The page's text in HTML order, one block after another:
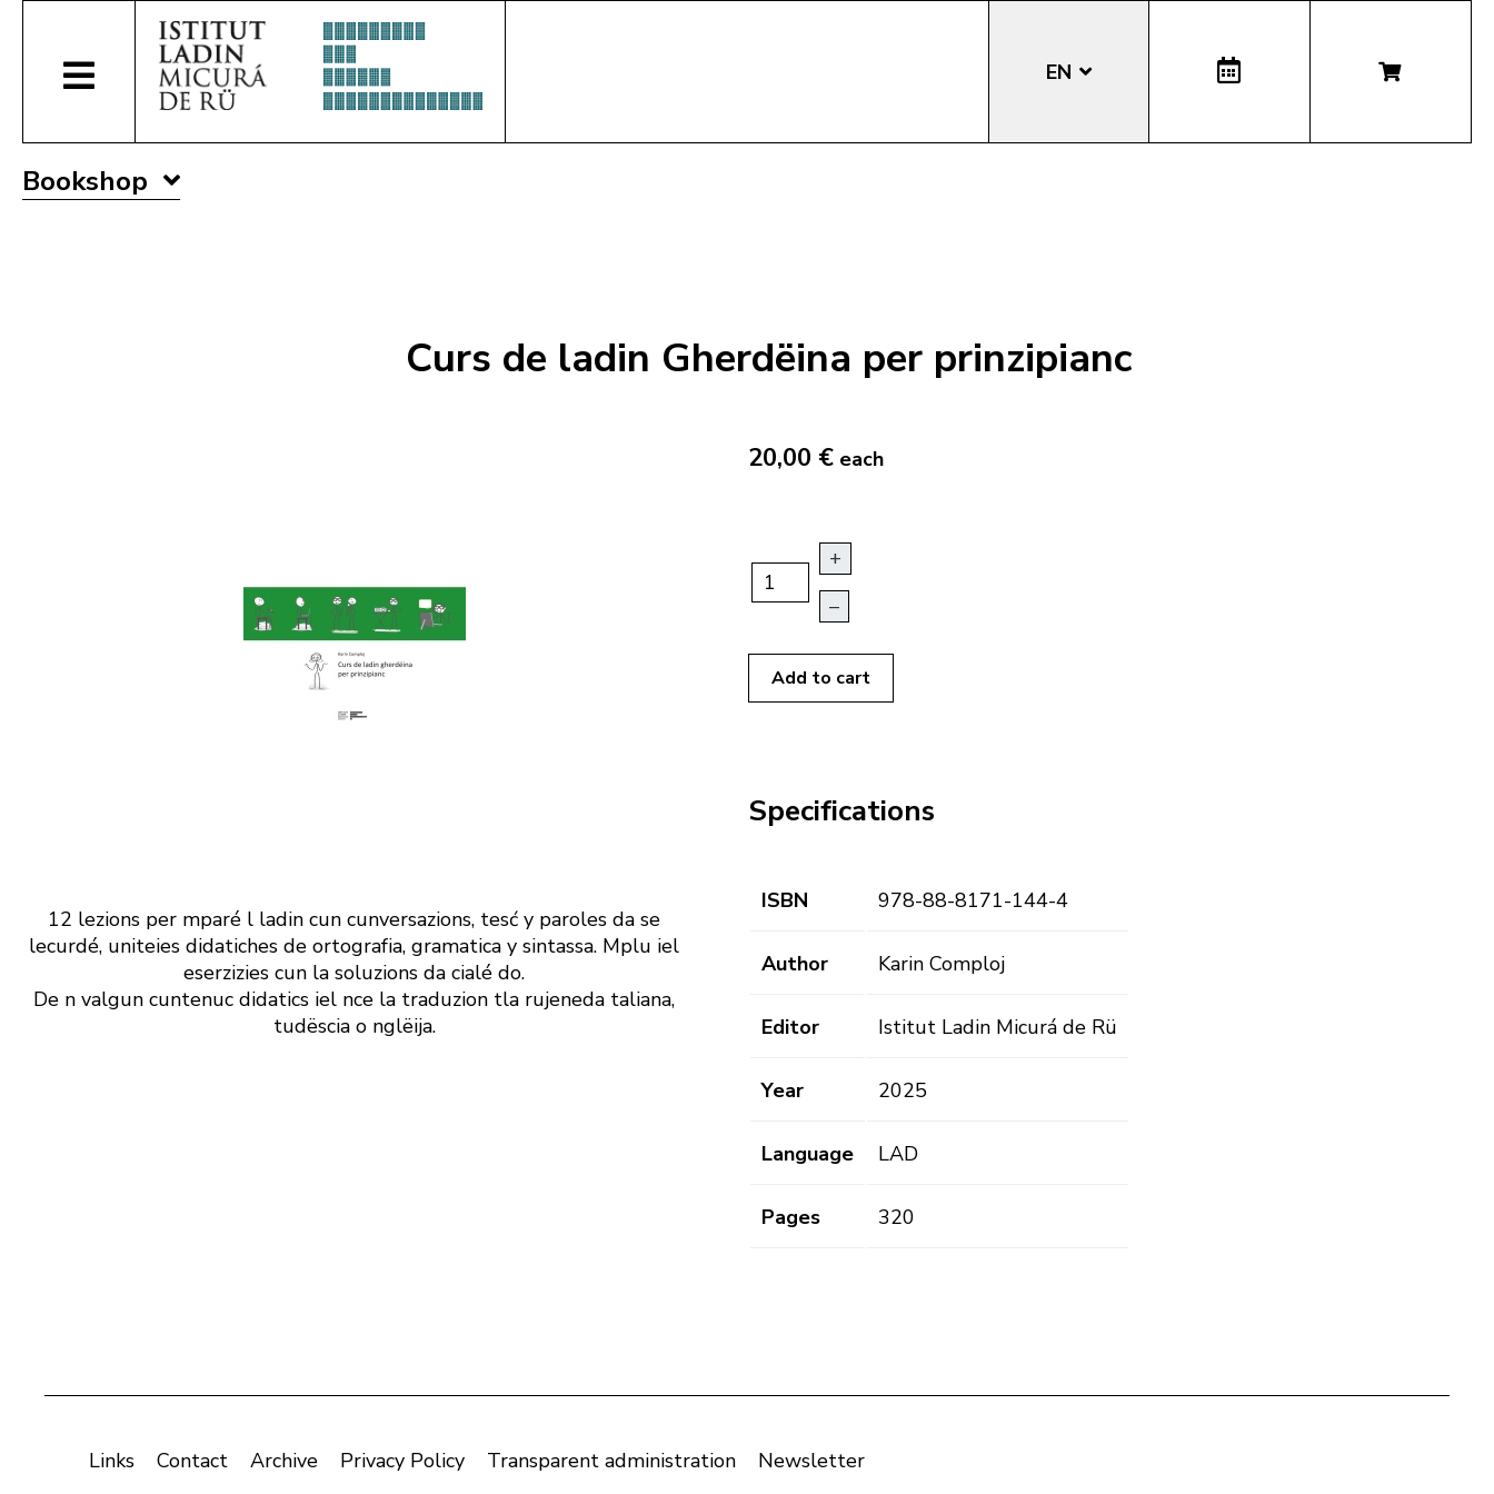
EN
Bookshop
Curs de ladin Gherdëina per prinzipianc
12 lezions per mparé l ladin cun cunversazions, tesć y paroles da se
lecurdé, uniteies didatiches de ortografia, gramatica y sintassa. Mplu iel
eserzizies cun la soluzions da cialé do.
De n valgun cuntenuc didatics iel nce la traduzion tla rujeneda taliana,
tudëscia o nglëija.
20,00 € each
+
–
Add to cart
Specifications
ISBN 978-88-8171-144-4
Author Karin Comploj
Editor Istitut Ladin Micurá de Rü
Year 2025
Language LAD
Pages 320
Links Contact Archive Privacy Policy Transparent administration Newsletter